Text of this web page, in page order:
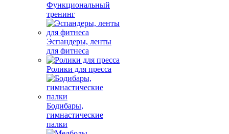
Функциональный
тренинг
Эспандеры, ленты
для фитнеса
Ролики для пресса
Бодибары,
гимнастические
палки